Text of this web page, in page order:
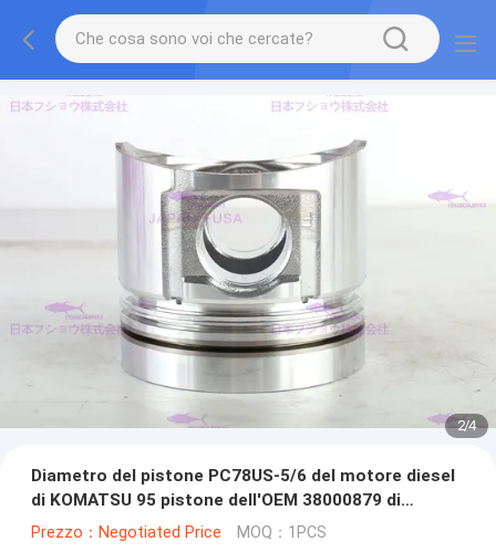
2/4
Diametro del pistone PC78US-5/6 del motore diesel
di KOMATSU 95 pistone dell'OEM 38000879 di
millimetro con il perno
Prezzo：Negotiated Price MOQ：1PCS